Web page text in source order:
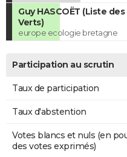
Guy HASCOËT (Liste des
Verts)
europe ecologie bretagne
Participation au scrutin
Taux de participation
Taux d'abstention
Votes blancs et nuls (en
des votes exprimés)